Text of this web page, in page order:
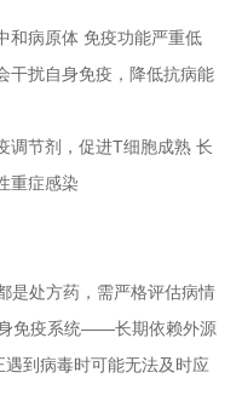
和病原体 免疫功能严重低
干扰自身免疫，降低抗病能
调节剂，促进T细胞成熟 长
重症感染
是处方药，需严格评估病情
身免疫系统——长期依赖外源
到病毒时可能无法及时应